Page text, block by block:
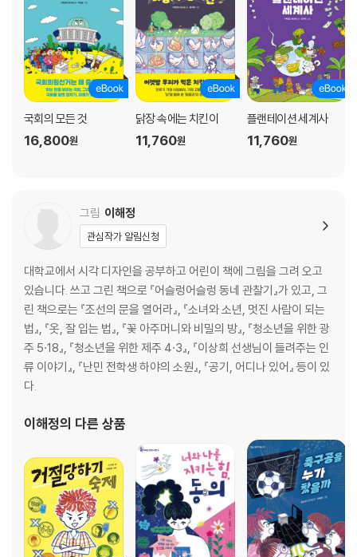
국회의 모든 것
16,800원
닭장 속에는 치킨이
11,760원
플랜테이션 세계사
11,760원
그림 이해정
관심작가 알림신청
대학교에서 시각 디자인을 공부하고 어린이 책에 그림을 그려 오고
있습니다. 쓰고 그린 책으로 『어슬렁어슬렁 동네 관찰기』가 있고, 그
린 책으로는 『조선의 문을 열어라』, 『소녀와 소년, 멋진 사람이 되는
법』, 『옷, 잘 입는 법』, 『꽃 아주머니와 비밀의 방』, 『청소년을 위한 광
주 5·18』, 『청소년을 위한 제주 4·3』, 『이상희 선생님이 들려주는 인
류 이야기』, 『난민 전학생 하야의 소원』, 『공기, 어디나 있어』 등이 있
다.
이해정의 다른 상품